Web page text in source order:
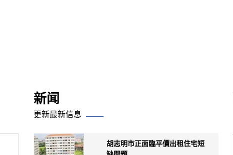
新闻
更新最新信息
胡志明市正面臨平價出租住宅短